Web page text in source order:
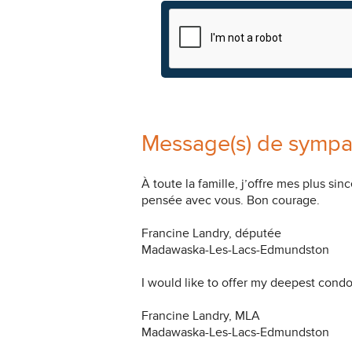
Message(s) de
À toute la famille, j’offre mes plus
pensée avec vous. Bon courage.
Francine Landry, députée
Madawaska-Les-Lacs-Edmundston
I would like to offer my deepest
Francine Landry, MLA
Madawaska-Les-Lacs-Edmundston